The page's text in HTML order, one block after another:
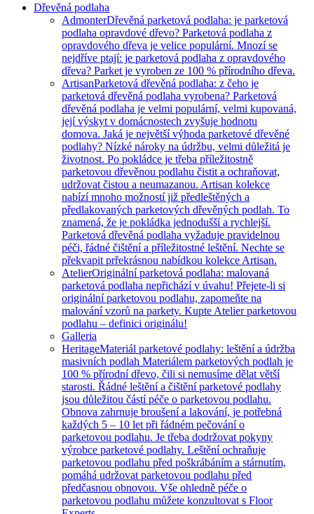
Dřevěná podlaha
AdmonterDřevěná parketová podlaha: je parketová
podlaha opravdové dřevo? Parketová podlaha z
opravdového dřeva je velice populární. Mnozí se
nejdříve ptají: je parketová podlaha z opravdového
dřeva? Parket je vyroben ze 100 % přírodního dřeva.
ArtisanParketová dřevěná podlaha: z čeho je
parketová dřevěná podlaha vyrobena? Parketová
dřevěná podlaha je velmi populární, velmi kupovaná,
její výskyt v domácnostech zvyšuje hodnotu
domova. Jaká je největší výhoda parketové dřevěné
podlahy? Nízké nároky na údržbu, velmi důležitá je
životnost. Po pokládce je třeba příležitostně
parketovou dřevěnou podlahu čistit a ochraňovat,
udržovat čistou a neumazanou. Artisan kolekce
nabízí mnoho možností již předleštěných a
předlakovaných parketových dřevěných podlah. To
znamená, že je pokládka jednodušší a rychlejší.
Parketová dřevěná podlaha vyžaduje pravidelnou
péči, řádné čištění a příležitostné leštění. Nechte se
překvapit prřekrásnou nabídkou kolekce Artisan.
AtelierOriginální parketová podlaha: malovaná
parketová podlaha nepřichází v úvahu! Přejete-li si
originální parketovou podlahu, zapomeňte na
malování vzorů na parkety. Kupte Atelier parketovou
podlahu – definici originálu!
Galleria
HeritageMateriál parketové podlahy: leštění a údržba
masivních podlah Materiálem parketových podlah je
100 % přírodní dřevo, čili si nemusíme dělat větší
starosti. Řádné leštění a čištění parketové podlahy
jsou důležitou částí péče o parketovou podlahu.
Obnova zahrnuje broušení a lakování, je potřebná
každých 5 – 10 let při řádném pečování o
parketovou podlahu. Je třeba dodržovat pokyny
výrobce parketové podlahy. Leštění ochraňuje
parketovou podlahu před poškrábáním a stárnutím,
pomáhá udržovat parketovou podlahu před
předčasnou obnovou. Vše ohledně péče o
parketovou podlahu můžete konzultovat s Floor